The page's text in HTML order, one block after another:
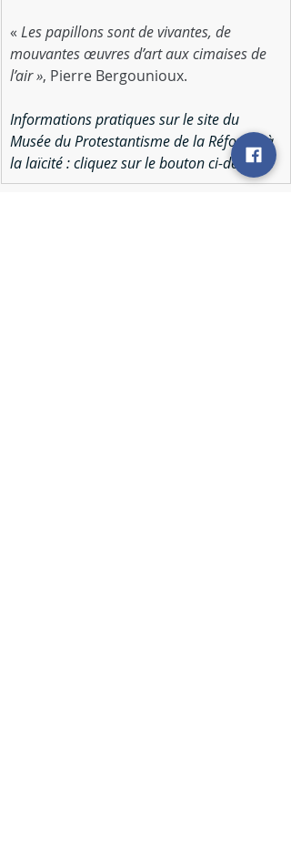
« Les papillons sont de vivantes, de
mouvantes œuvres d’art aux cimaises de
l’air », Pierre Bergounioux.
Informations pratiques sur le site du
Musée du Protestantisme de la Réforme à
la laïcité : cliquez sur le bouton ci-dessous